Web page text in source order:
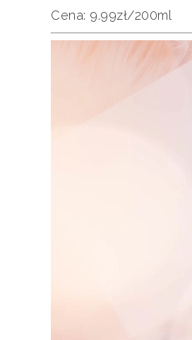
Cena: 9.99zł/200ml